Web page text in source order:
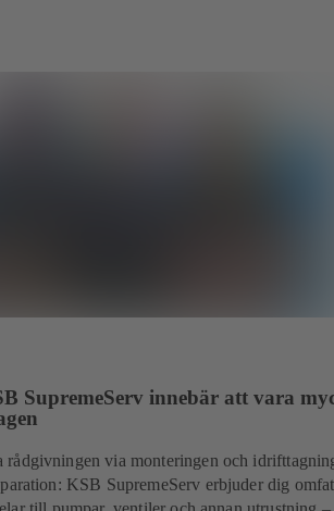
SupremeServ innebär att vara
rådgivningen via monteringen och
KSB SupremeServ erbjuder dig